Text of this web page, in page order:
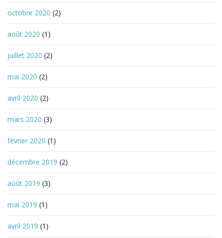
octobre 2020 (2)
août 2020 (1)
juillet 2020 (2)
mai 2020 (2)
avril 2020 (2)
mars 2020 (3)
février 2020 (1)
décembre 2019 (2)
août 2019 (3)
mai 2019 (1)
avril 2019 (1)